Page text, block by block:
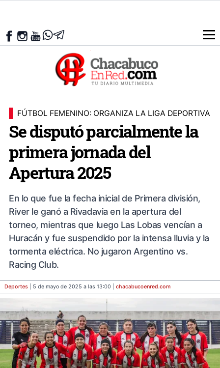
FÚTBOL FEMENINO: ORGANIZA LA LIGA DEPORTIVA
Se disputó parcialmente la
primera jornada del
Apertura 2025
En lo que fue la fecha inicial de Primera división,
River le ganó a Rivadavia en la apertura del
torneo, mientras que luego Las Lobas vencían a
Huracán y fue suspendido por la intensa lluvia y la
tormenta eléctrica. No jugaron Argentino vs.
Racing Club.
Deportes | 5 de mayo de 2025 a las 13:00 | chacabucoenred.com